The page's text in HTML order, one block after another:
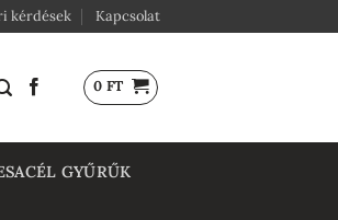
kérdések Kapcsolat
0 FT
GYŰRŰK